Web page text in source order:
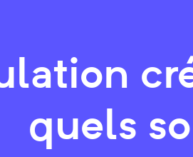
quels